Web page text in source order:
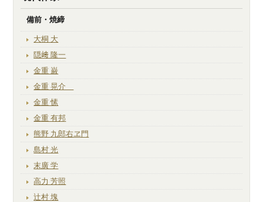
備前・焼締
大桐 大
隠﨑 隆一
金重 巌
金重 晃介
金重 愫
金重 有邦
熊野 九郎右ヱ門
島村 光
末廣 学
高力 芳照
辻村 塊